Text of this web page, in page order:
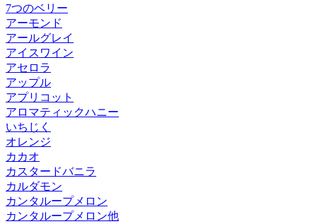
7つのベリー
アーモンド
アールグレイ
アイスワイン
アセロラ
アップル
アプリコット
アロマティックハニー
いちじく
オレンジ
カカオ
カスタードバニラ
カルダモン
カンタループメロン
カンタループメロン他